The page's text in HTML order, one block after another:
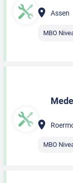
Assen
MBO
MBO